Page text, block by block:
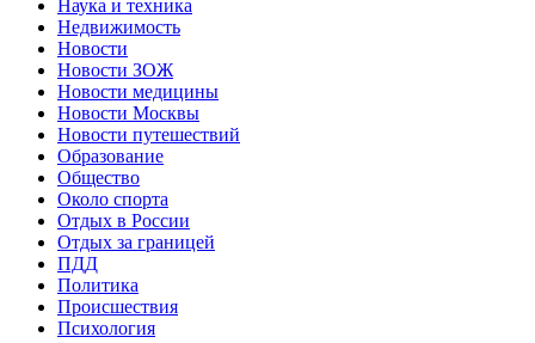
Наука и техника
Недвижимость
Новости
Новости ЗОЖ
Новости медицины
Новости Москвы
Новости путешествий
Образование
Общество
Около спорта
Отдых в России
Отдых за границей
ПДД
Политика
Происшествия
Психология